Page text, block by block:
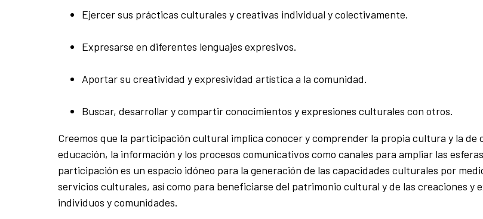
Ejercer sus prácticas culturales y creativas individual y colectivamente.
Expresarse en diferentes lenguajes expresivos.
Aportar su creatividad y expresividad artística a la comunidad.
Buscar, desarrollar y compartir conocimientos y expresiones culturales con otros.
Creemos que la participación cultural implica conocer y comprender la propia cultura y la de
educación, la información y los procesos comunicativos como canales para ampliar las
participación es un espacio idóneo para la generación de las capacidades culturales por
servicios culturales, así como para beneficiarse del patrimonio cultural y de las creaciones y
individuos y comunidades.